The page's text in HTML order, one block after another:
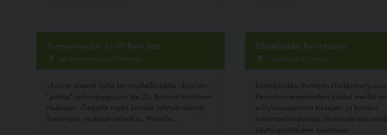
Tommyknocker Craft Beer Bar
Iso Roobertinkatu 13, Helsinki
-Koirat saavat tulla terassille&sisälle -Koirien
"pilkku" viikonloppuisin klo 22. Arkisin tilanteen
mukaan. -Tarjolla myös koirille tehtyä olutta!
Saa myös mukaan ostettua. Pienille...
Eläinklinikka Peninkulma
Haarikkotie 1, Vantaa
Eläinklinikka Vantaan Hiekkaharjussa.
Perustoimenpiteiden lisäksi meillä on
erityisosaamista kissojen ja koirien
hammashoidoissa, ihotaudeissa sekä
käytöspotilaiden hoidossa.